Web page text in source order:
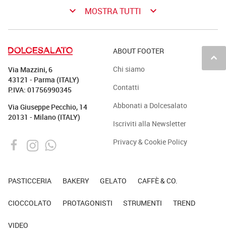
keyboard_arrow_down MOSTRA TUTTI keyboard_arrow_down
keyboard_arrow_up
Via Mazzini, 6
43121 - Parma (ITALY)
P.IVA: 01756990345
Via Giuseppe Pecchio, 14
20131 - Milano (ITALY)
ABOUT FOOTER
Chi siamo
Contatti
Abbonati a Dolcesalato
Iscriviti alla Newsletter
Privacy & Cookie Policy
PASTICCERIA BAKERY GELATO CAFFÈ & CO.
CIOCCOLATO PROTAGONISTI STRUMENTI TREND
VIDEO